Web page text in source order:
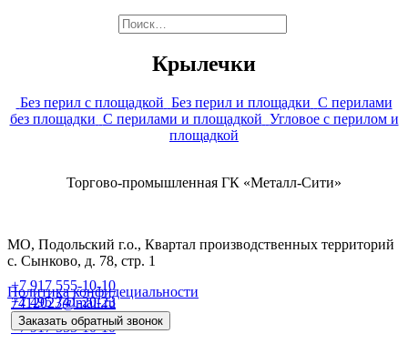
Крылечки
Без перил с площадкой Без перил и площадки С перилами
без площадки С перилами и площадкой Угловое с перилом и
площадкой
Торгово-промышленная ГК «Металл-Сити»
МО, Подольский г.о., Квартал производственных территорий
с. Сынково, д. 78, стр. 1
Политика конфидециальности
+7 917 555-10-10
+7 495 741-20-23
+7 917 555-10-10
7412023@mail.ru
Заказать обратный звонок